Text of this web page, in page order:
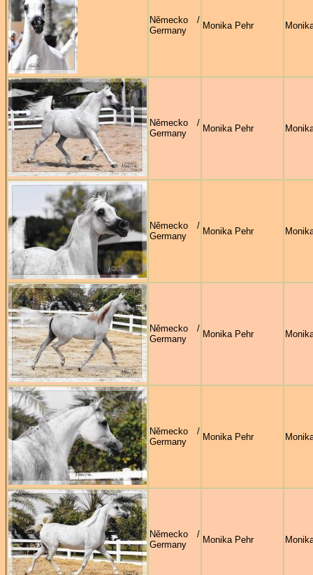
Německo /
Germany
Monika Pehr
Německo /
Germany
Monika Pehr
Německo /
Germany
Monika Pehr
Německo /
Germany
Monika Pehr
Německo /
Germany
Monika Pehr
Německo /
Germany
Monika Pehr